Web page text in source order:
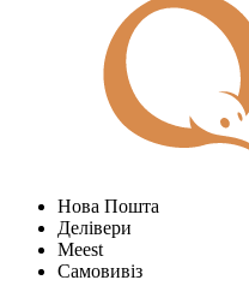
Нова Пошта
Делівери
Meest
Самовивіз